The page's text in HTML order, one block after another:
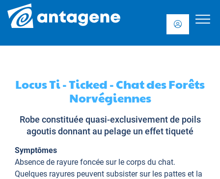
Locus Ti - Ticked - Chat des Forêts
Norvégiennes
Robe constituée quasi-exclusivement de poils
agoutis donnant au pelage un effet tiqueté
Symptômes
Absence de rayure foncée sur le corps du chat.
Quelques rayures peuvent subsister sur les pattes et la